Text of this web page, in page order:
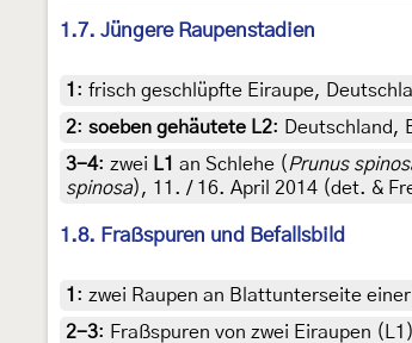
1.7. Jüngere Raupenstadien
1 : frisch geschlüpfte Eiraupe,
2: soeben gehäutete L2: Deutschland,
3-4: zwei L1 an Schlehe (Prunus
spinosa), 11. / 16. April 2014 (det. &
1.8. Fraßspuren und Befallsbild
1 : zwei Raupen an Blattunterseite
2-3: Fraßspuren von zwei Eiraupen